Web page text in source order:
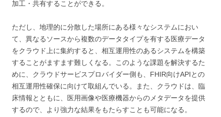
加工・共有することができる。
ただし、地理的に分散した場所にある様々なシステムにおい
て、異なるソースから複数のデータタイプを有する医療データ
をクラウド上に集約すると、相互運用性のあるシステムを構築
することがますます難しくなる。このような課題を解決するた
めに、クラウドサービスプロバイダー側も、FHIR向けAPIとの
相互運用性確保に向けて取組んでいる。また、クラウドは、臨
床情報とともに、医用画像や医療機器からのメタデータを提供
するので、より強力な結果をもたらすことも可能になる。